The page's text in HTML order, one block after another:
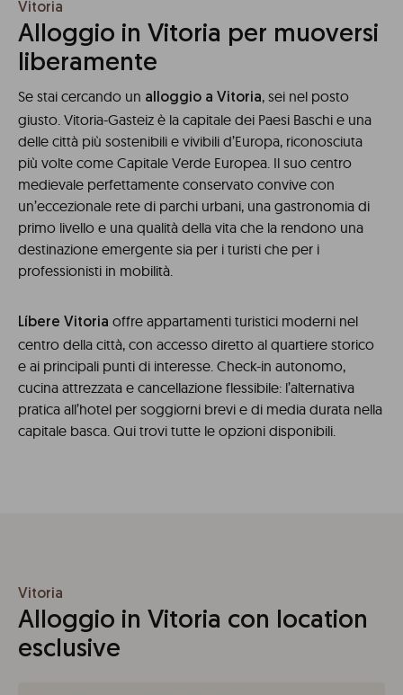
Vitoria
Alloggio in Vitoria per muoversi
liberamente
Se stai cercando un alloggio a Vitoria, sei nel posto
giusto. Vitoria-Gasteiz è la capitale dei Paesi Baschi e una
delle città più sostenibili e vivibili d’Europa, riconosciuta
più volte come Capitale Verde Europea. Il suo centro
medievale perfettamente conservato convive con
un’eccezionale rete di parchi urbani, una gastronomia di
primo livello e una qualità della vita che la rendono una
destinazione emergente sia per i turisti che per i
professionisti in mobilità.
Líbere Vitoria offre appartamenti turistici moderni nel
centro della città, con accesso diretto al quartiere storico
e ai principali punti di interesse. Check-in autonomo,
cucina attrezzata e cancellazione flessibile: l’alternativa
pratica all’hotel per soggiorni brevi e di media durata nella
capitale basca. Qui trovi tutte le opzioni disponibili.
Vitoria
Alloggio in Vitoria con location
esclusive